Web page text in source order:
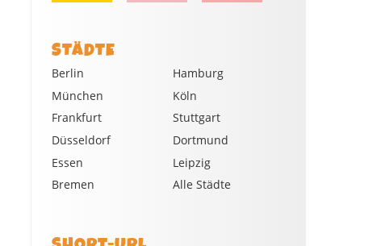
STÄDTE
Berlin
Hamburg
München
Köln
Frankfurt
Stuttgart
Düsseldorf
Dortmund
Essen
Leipzig
Bremen
Alle Städte